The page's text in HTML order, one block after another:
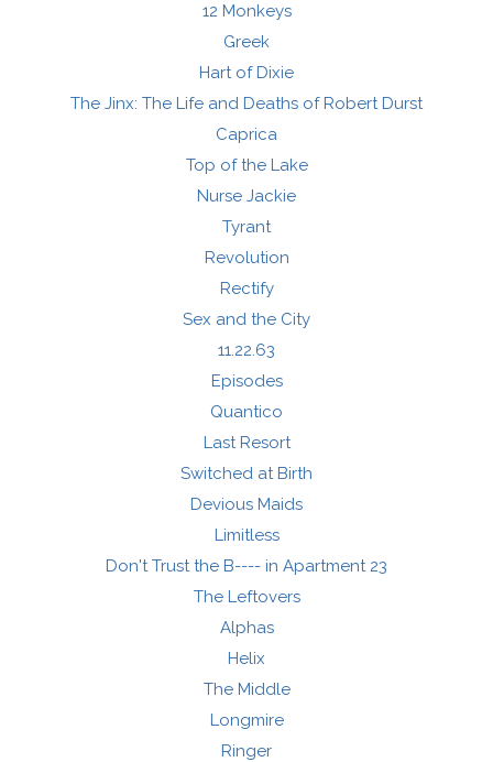
12 Monkeys
Greek
Hart of Dixie
The Jinx: The Life and Deaths of Robert Durst
Caprica
Top of the Lake
Nurse Jackie
Tyrant
Revolution
Rectify
Sex and the City
11.22.63
Episodes
Quantico
Last Resort
Switched at Birth
Devious Maids
Limitless
Don't Trust the B---- in Apartment 23
The Leftovers
Alphas
Helix
The Middle
Longmire
Ringer